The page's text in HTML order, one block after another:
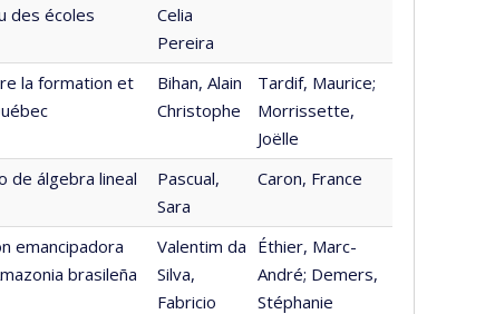
des écoles
Celia
Pereira
la formation et
Bihan, Alain
Christophe
Tardif, Maurice;
Morrissette,
Joëlle
de álgebra lineal
Pascual,
Sara
Caron, France
emancipadora
brasileña
Valentim da
Silva,
Fabricio
Éthier, Marc-
André; Demers,
Stéphanie